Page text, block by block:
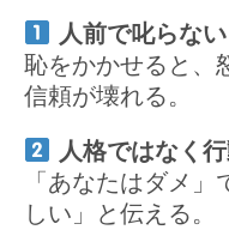
人前で叱らない
恥をかかせると、
信頼が壊れる。
人格ではなく
「あなたはダメ
しい」と伝える。